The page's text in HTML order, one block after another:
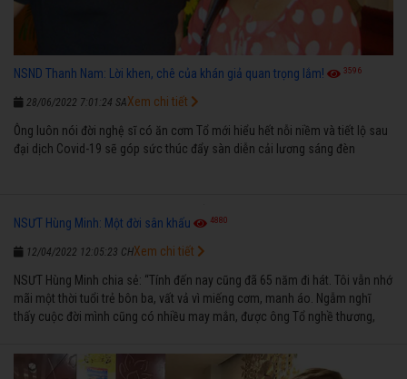
NSND Thanh Nam: Lời khen, chê của khán giả quan trọng lắm! 3596
28/06/2022 7:01:24 SA
Ông luôn nói đời nghệ sĩ có ăn cơm Tổ mới hiểu hết nỗi niềm và tiết lộ sau
đại dịch Covid-19 sẽ góp sức thúc đẩy sàn diễn cải lương sáng đèn
Xem chi tiết
NSƯT Hùng Minh: Một đời sân khấu 4880
12/04/2022 12:05:23 CH
NSƯT Hùng Minh chia sẻ: “Tính đến nay cũng đã 65 năm đi hát. Tôi vẫn nhớ
mãi một thời tuổi trẻ bôn ba, vất vả vì miếng cơm, manh áo. Ngẫm nghĩ
thấy cuộc đời mình cũng có nhiều may mắn, được ông Tổ nghề thương,
ngược nhận được những cơ may để từng bước thành danh với nghiệp ca
diễn”.
Xem chi tiết